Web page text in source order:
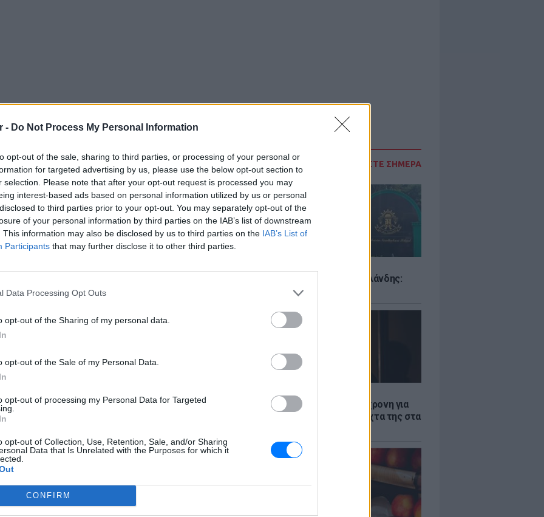
- Do Not Process My Personal Information
opt-out of the sale, sharing to third parties, or processing of your personal or
for targeted advertising by us, please use the below opt-out section to
selection. Please note that after your opt-out request is processed you may
interest-based ads based on personal information utilized by us or personal
to third parties prior to your opt-out. You may separately opt-out of the
of your personal information by third parties on the IAB’s list of downstream
This information may also be disclosed by us to third parties on the IAB’s List of
Participants that may further disclose it to other third parties.
Data Processing Opt Outs
opt-out of the Sharing of my personal data.
opt-out of the Sale of my Personal Data.
opt-out of processing my Personal Data for Targeted
opt-out of Collection, Use, Retention, Sale, and/or Sharing
Data that Is Unrelated with the Purposes for which it
CONFIRM
ΔΙΑΒΑΣΤΕ ΣΗΜΕΡΑ
Μακελειό σε σχολείο της Ταϊλάνδης:
Μαθητής άνοιξε πυρ
Στον εισαγγελέα σήμερα η 46χρονη για
την επίθεση στη Marfin - η νύχτα της στα
θα τη γεμίσουμε την εκπομπή;
είπε αρχικά η Ελένη Μενεγάκη και στη
σου. Για καλό και για κακό φώναζε
φορά εδώ δεν σε ακούμε. Θέλω να το
αν μας βλέπεις και είμαστε μουγγοί -γιατί
σου αυτό είναι συγκλονιστικό. Θες